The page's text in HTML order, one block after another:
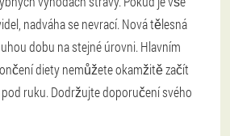
nadváha se nevrací. Nová tělesná
dobu na stejné úrovni. Hlavním
diety nemůžete okamžitě začít
ruku. Dodržujte doporučení svého